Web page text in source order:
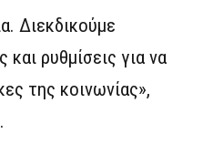
Διεκδικούμε
και ρυθμίσεις για να
της κοινωνίας»,